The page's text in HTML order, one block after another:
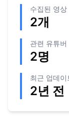
수집된 영상
2개
관련 유튜버
2명
최근 업데이
2년 전